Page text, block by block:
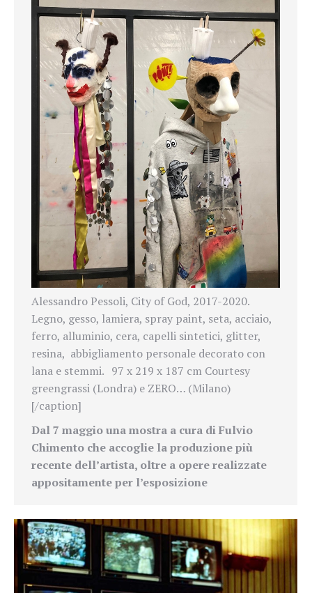
Alessandro Pessoli, City of God, 2017-2020.
Legno, gesso, lamiera, spray paint, seta, acciaio,
ferro, alluminio, cera, capelli sintetici, glitter,
resina, abbigliamento personale decorato con
lana e stemmi. 97 x 219 x 187 cm Courtesy
greengrassi (Londra) e ZERO… (Milano)
[/caption]
Dal 7 maggio una mostra a cura di Fulvio
Chimento che accoglie la produzione più
recente dell’artista, oltre a opere realizzate
appositamente per l’esposizione